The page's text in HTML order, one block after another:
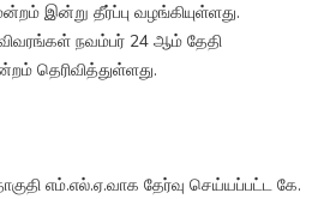
இன்று தீர்ப்பு வழங்கியுள்ளது.
நவம்பர் 24 ஆம் தேதி
தெரிவித்துள்ளது.
எம்.எல்.ஏ.வாக தேர்வு செய்யப்பட்ட கே.